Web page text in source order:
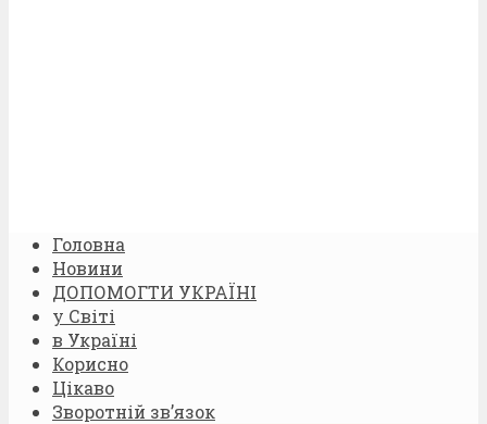
Головна
Новини
ДОПОМОГТИ УКРАЇНІ
у Світі
в Україні
Корисно
Цікаво
Зворотній зв’язок